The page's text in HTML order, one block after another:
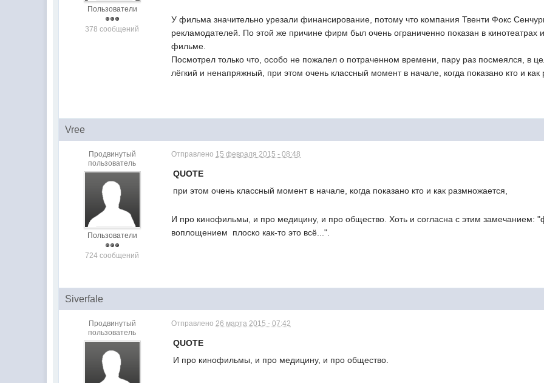
Пользователи
378 сообщений
У фильма значительно урезали финансирование, потому что компания Твенти Фокс
рекламодателей. По этой же причине фирм был очень ограниченно показан в
фильме.
Посмотрел только что, особо не пожалел о потраченном времени, пару раз посмеялся, в
лёгкий и ненапряжный, при этом очень классный момент в начале, когда показано кто и
Vree
Продвинутый
пользователь
Пользователи
724 сообщений
Отправлено 15 февраля 2015 - 08:48
QUOTE
при этом очень классный момент в начале, когда показано кто и как размножается,
И про кинофильмы, и про медицину, и про общество. Хоть и согласна с этим замечанием:
воплощением  плоско как-то это всё...".
Siverfale
Продвинутый
пользователь
Отправлено26 марта 2015 - 07:42
QUOTE
И про кинофильмы, и про медицину, и про общество.